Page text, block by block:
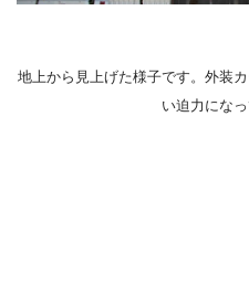
地上から見上げた様子です。外装
い迫力になっ